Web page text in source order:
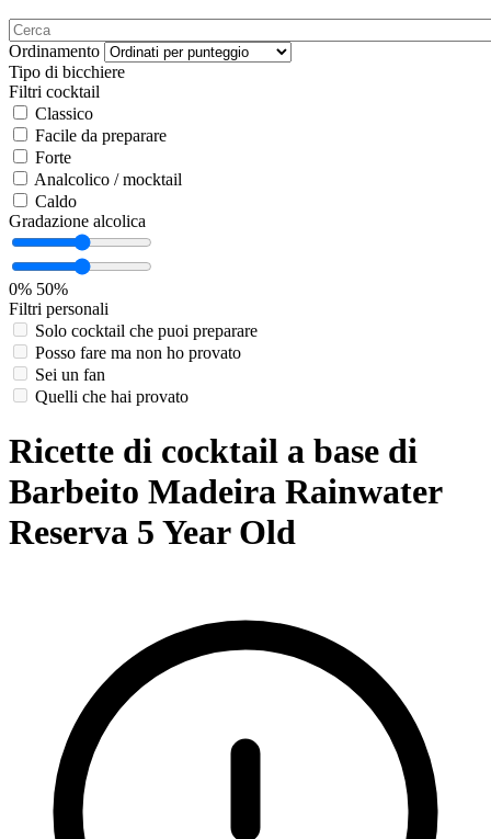
Ordinamento
Tipo di bicchiere
Filtri cocktail
Classico
Facile da preparare
Forte
Analcolico / mocktail
Caldo
Gradazione alcolica
0% 50%
Filtri personali
Solo cocktail che puoi preparare
Posso fare ma non ho provato
Sei un fan
Quelli che hai provato
Ricette di cocktail a base di
Barbeito Madeira Rainwater
Reserva 5 Year Old